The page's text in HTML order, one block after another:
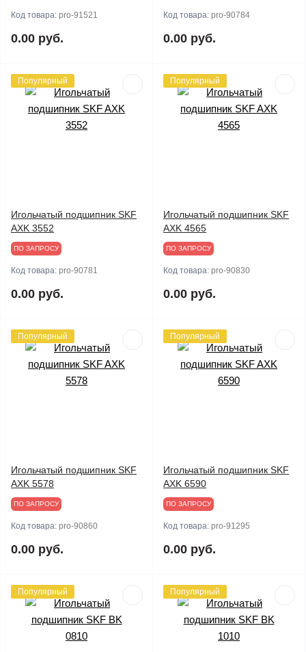
Код товара: pro-91521
0.00 руб.
Код товара: pro-90784
0.00 руб.
Популярный
Игольчатый подшипник SKF
AXK 3552
ПО ЗАПРОСУ
Код товара: pro-90781
0.00 руб.
Популярный
Игольчатый подшипник SKF
AXK 4565
ПО ЗАПРОСУ
Код товара: pro-90830
0.00 руб.
Популярный
Игольчатый подшипник SKF
AXK 5578
ПО ЗАПРОСУ
Код товара: pro-90860
0.00 руб.
Популярный
Игольчатый подшипник SKF
AXK 6590
ПО ЗАПРОСУ
Код товара: pro-91295
0.00 руб.
Популярный Популярный